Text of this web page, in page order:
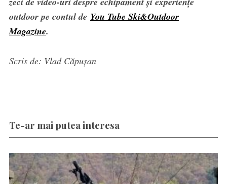
outdoor pe contul de You Tube Ski&Outdoor
Magazine.
Scris de: Vlad Căpușan
Te-ar mai putea interesa